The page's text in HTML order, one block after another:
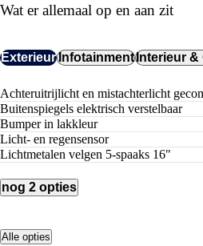
Wat er allemaal op en aan zit
ExterieurInfotainmentInterieur &
Achteruitrijlicht en mistachterlicht
buitenspiegels elektrisch verstelbaar
Bumper in lakkleur
Licht- en regensensor
lichtmetalen velgen 5-spaaks 16"
nog 2 opties
Alle opties